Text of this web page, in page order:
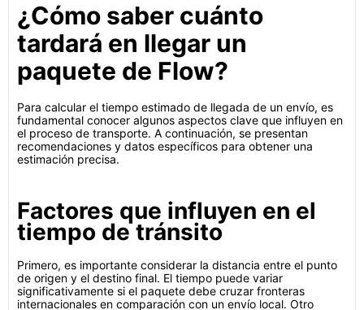
¿Cómo saber cuánto
tardará en llegar un
paquete de Flow?
Para calcular el tiempo estimado de llegada de un envío, es
fundamental conocer algunos aspectos clave que influyen en
el proceso de transporte. A continuación, se presentan
recomendaciones y datos específicos para obtener una
estimación precisa.
Factores que influyen en el
tiempo de tránsito
Primero, es importante considerar la distancia entre el punto
de origen y el destino final. El tiempo puede variar
significativamente si el paquete debe cruzar fronteras
internacionales en comparación con un envío local. Otro